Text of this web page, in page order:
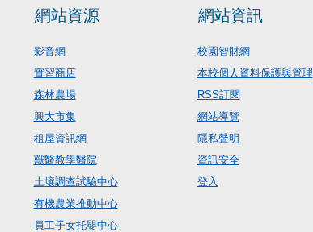
網站資源
影音網
實習商店
森林農場
興大市集
租屋資訊網
獸醫教學醫院
土壤調查試驗中心
有機農業推動中心
員工子女托嬰中心
網站資訊
校園智財網
本校個人資料保護與管理
RSS訂閱
網站導覽
隱私聲明
資訊安全
登入